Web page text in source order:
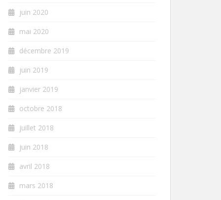
juin 2020
mai 2020
décembre 2019
juin 2019
janvier 2019
octobre 2018
juillet 2018
juin 2018
avril 2018
mars 2018